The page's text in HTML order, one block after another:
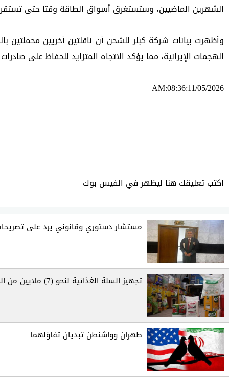
الشهرين الماضيين، وستستغرق أسواق الطاقة وقتا حتى
الهجمات الإيرانية، مما يؤكد الاتجاه المتزايد للحفاظ على
AM:08:36:11/05/2026
اكتب تعليقك هنا ليظهر في الفيس بوك
مستشار دستوري وقانوني يرد على
تجهيز السلة الغذائية لنحو (7) ملايين من المشمولين بإعانة الحماية الاجتماعية
طهران وواشنطن تبديان تفاؤلهما